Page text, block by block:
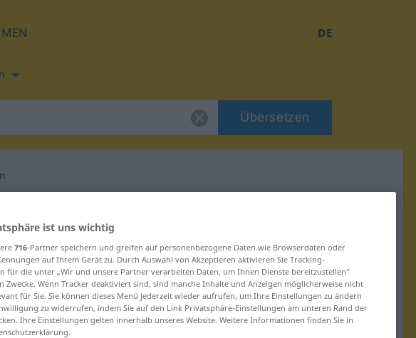
DE
Übersetzen
für "beitragen"
ist uns wichtig
716-Partner speichern und greifen auf personenbezogene Daten wie Browserdaten oder
auf Ihrem Gerät zu. Durch Auswahl von Akzeptieren aktivieren Sie Tracking-
für die unter „Wir und unsere Partner verarbeiten Daten, um Ihnen Dienste bereitzustellen“
Zwecke. Wenn Tracker deaktiviert sind, sind manche Inhalte und Anzeigen möglicherweise nicht
für Sie. Sie können dieses Menü jederzeit wieder aufrufen, um Ihre Einstellungen zu ändern
zu widerrufen, indem Sie auf den Link Privatsphäre-Einstellungen am unteren Rand der
Ihre Einstellungen gelten innerhalb unseres Website. Weitere Informationen finden Sie in